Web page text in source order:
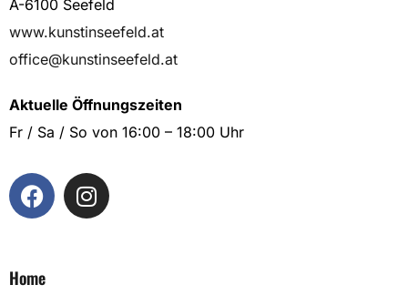
A-6100 Seefeld
www.kunstinseefeld.at
office@kunstinseefeld.at
Aktuelle Öffnungszeiten
Fr / Sa / So von 16:00 – 18:00 Uhr
Home